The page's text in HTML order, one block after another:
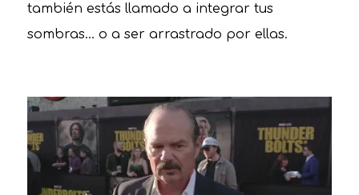
también estás llamado a integrar tus
sombras… o a ser arrastrado por ellas.